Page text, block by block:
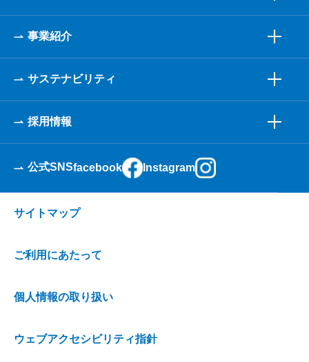
事業紹介
サステナビリティ
採用情報
公式SNSfacebook Instagram
サイトマップ
ご利用にあたって
個人情報の取り扱い
ウェブアクセシビリティ指針